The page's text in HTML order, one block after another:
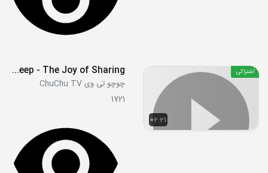
02:21
اشتراکی Baa Baa Black Sheep - The Joy of Sharing!
چوچو تی وی ChuChu TV
1721